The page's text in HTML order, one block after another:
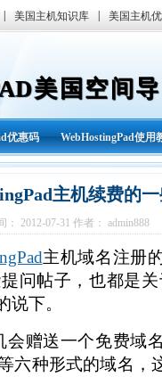
美国主机知识库 美国主机
美国空间导
优惠码 WebHostingPad使用
主机续费的
： 2012-07-31 作者： admin888
主机域名注册
问帖子，也都是关
下。
会赠送一个免费域
六种形式的域名